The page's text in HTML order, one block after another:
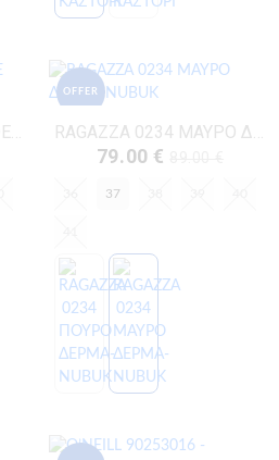
TAMARIS 25363-45 ΚΑΦΕ ΔΕΡΜΑ
OFFER
RAGAZZA 0234 ΜΑΥΡΟ ΔΕΡΜΑ-NUBUK
79.00 €
37